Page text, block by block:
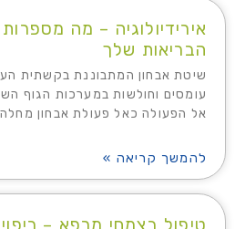
אירידיולוגיה – מה
הבריאות שלך
שיטת אבחון המתבוננת בקשתית
עומסים וחולשות במערכות הגוף
אל הפעולה כאל פעולת אבחון מחלה
להמשך קריאה »
טיפול בצמחי מרפא –